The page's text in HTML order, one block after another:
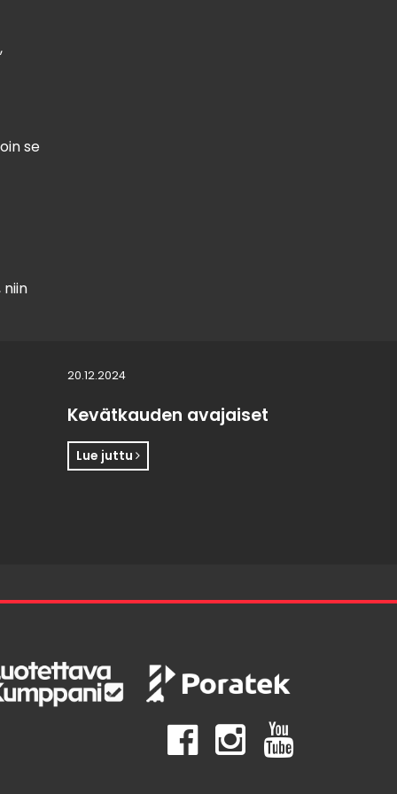
se
20.12.2024
Kevätkauden avajaiset
Lue juttu